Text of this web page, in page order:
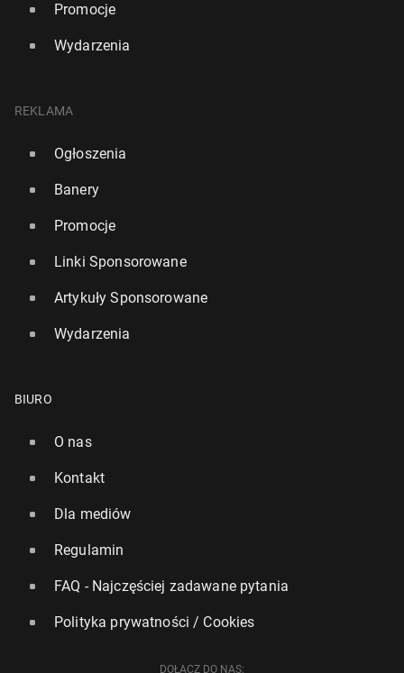
Promocje
Wydarzenia
REKLAMA
Ogłoszenia
Banery
Promocje
Linki Sponsorowane
Artykuły Sponsorowane
Wydarzenia
BIURO
O nas
Kontakt
Dla mediów
Regulamin
FAQ - Najczęściej zadawane pytania
Polityka prywatności / Cookies
DOŁĄCZ DO NAS: